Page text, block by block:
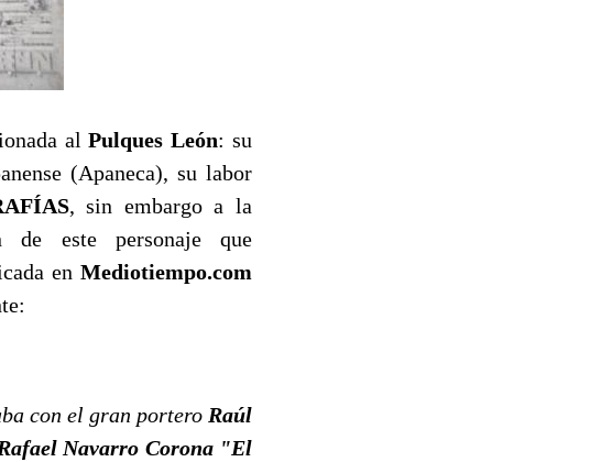
al Pulques León: su
(Apaneca), su labor
, sin embargo a la
de este personaje que
en Mediotiempo.com
con el gran portero Raúl
Navarro Corona "El